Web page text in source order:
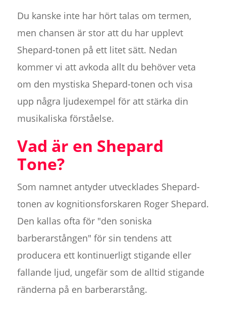
Du kanske inte har hört talas om termen,
men chansen är stor att du har upplevt
Shepard-tonen på ett litet sätt. Nedan
kommer vi att avkoda allt du behöver veta
om den mystiska Shepard-tonen och visa
upp några ljudexempel för att stärka din
musikaliska förståelse.
Vad är en Shepard
Tone?
Som namnet antyder utvecklades Shepard-
tonen av kognitionsforskaren Roger Shepard.
Den kallas ofta för "den soniska
barberarstången" för sin tendens att
producera ett kontinuerligt stigande eller
fallande ljud, ungefär som de alltid stigande
ränderna på en barberarstång.